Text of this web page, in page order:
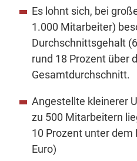
Es lohnt sich, bei
1.000 Mitarbeiter)
Durchschnittsgehalt
rund 18 Prozent über
Gesamtdurchschnitt.
Angestellte kleinerer
zu 500 Mitarbeitern
10 Prozent unter
Euro)